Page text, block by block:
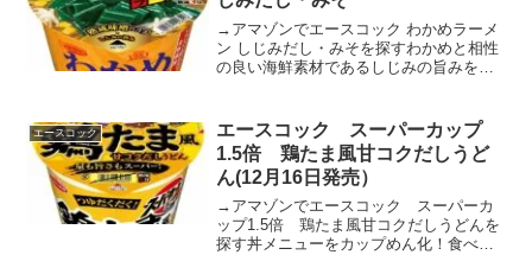
→アマゾンでエースコック わかめラーメ
ン しじみだし・みそを探すわかめと相性
の良い海鮮素材であるしじみの旨みを利
併せ持った太めんです。しじみだしを利
かせた味わい深い味噌...
エースコック
エースコック スーパーカップ
1.5倍 鶏たま風甘コクだしうど
ん(12月16日発売）
→アマゾンでエースコック スーパーカ
ップ1.5倍 鶏たま風甘コクだしうどんを
探す丼メニューをカップめん化！食べ進